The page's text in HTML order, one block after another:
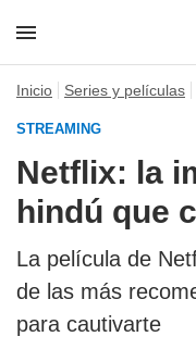
Inicio Series y películas
STREAMING
Netflix: la
hindú que
La película de
de las más
para cautivarte